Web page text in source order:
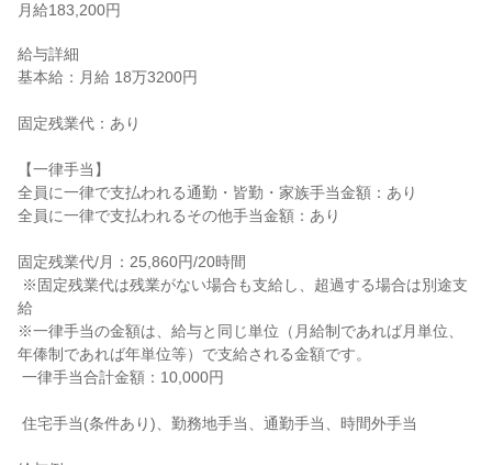
月給183,200円
給与詳細
基本給：月給 18万3200円
固定残業代：あり
【一律手当】
全員に一律で支払われる通勤・皆勤・家族手当金額：あり
全員に一律で支払われるその他手当金額：あり
固定残業代/月：25,860円/20時間
給
※一律手当の金額は、給与と同じ単位（月給制であれば月単位、
年俸制であれば年単位等）で支給される金額です。